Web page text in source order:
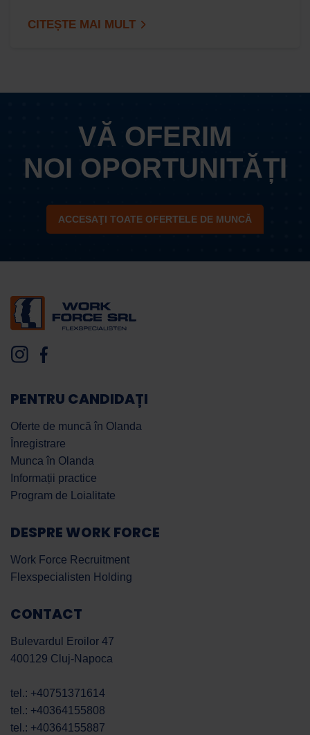
CITEȘTE MAI MULT
VĂ OFERIM
NOI OPORTUNITĂȚI
ACCESAŢI TOATE OFERTELE DE MUNCĂ
PENTRU CANDIDAȚI
Oferte de muncă în Olanda
Înregistrare
Munca în Olanda
Informații practice
Program de Loialitate
DESPRE WORK FORCE
Work Force Recruitment
Flexspecialisten Holding
CONTACT
Bulevardul Eroilor 47
400129 Cluj-Napoca
tel.: +40751371614
tel.: +40364155808
tel.: +40364155887